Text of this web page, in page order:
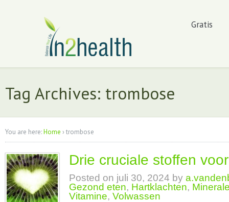
Gratis
Tag Archives: trombose
You are here:Home › trombose
Drie cruciale stoffen
Posted on juli 30, 2024 by
Gezond eten, Hartklachten,
Vitamine,Volwassen